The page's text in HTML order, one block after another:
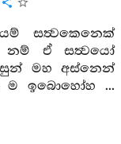
සත්‍වකෙනෙක්
නම් ඒ සත්‍වයෝ
මහ අස්නෙන්
ම ඉබොහෝහ ...